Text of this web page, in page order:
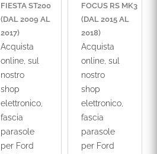
FIESTA ST200
(DAL 2009 AL
2017)
Acquista
online, sul
nostro
shop
elettronico,
fascia
parasole
per Ford
FOCUS RS MK3
(DAL 2015 AL
2018)
Acquista
online, sul
nostro
shop
elettronico,
fascia
parasole
per Ford